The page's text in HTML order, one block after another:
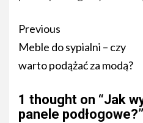
Post
navigation
Previous
Meble do sypialni – czy
warto podążać za modą?
1 thought on “Jak
panele podłogowe?”